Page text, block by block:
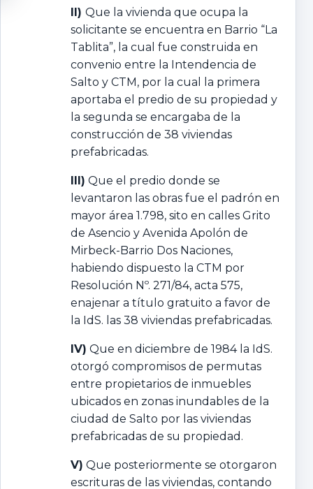
II) Que la vivienda que ocupa la
solicitante se encuentra en Barrio “La
Tablita”, la cual fue construida en
convenio entre la Intendencia de
Salto y CTM, por la cual la primera
aportaba el predio de su propiedad y
la segunda se encargaba de la
construcción de 38 viviendas
prefabricadas.
III) Que el predio donde se
levantaron las obras fue el padrón en
mayor área 1.798, sito en calles Grito
de Asencio y Avenida Apolón de
Mirbeck-Barrio Dos Naciones,
habiendo dispuesto la CTM por
Resolución Nº. 271/84, acta 575,
enajenar a título gratuito a favor de
la IdS. las 38 viviendas prefabricadas.
IV) Que en diciembre de 1984 la IdS.
otorgó compromisos de permutas
entre propietarios de inmuebles
ubicados en zonas inundables de la
ciudad de Salto por las viviendas
prefabricadas de su propiedad.
V) Que posteriormente se otorgaron
escrituras de las viviendas, contando